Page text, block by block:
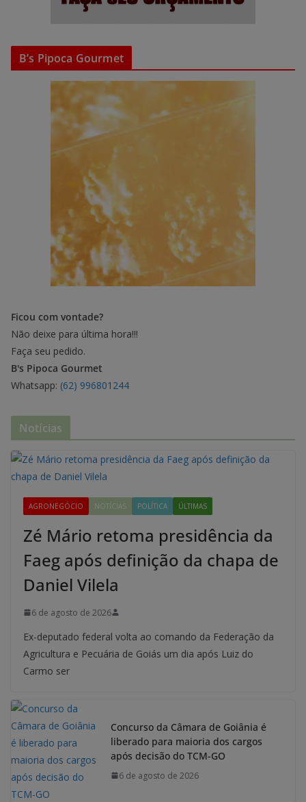
B’s Pipoca Gourmet
Ficou com vontade?
Não deixe para última hora!!!
Faça seu pedido.
B's Pipoca Gourmet
Whatsapp: (62) 996801244
Notícias
AGRONEGÓCIO NOTÍCIAS POLÍTICA ÚLTIMAS
Zé Mário retoma presidência da
Faeg após definição da chapa de
Daniel Vilela
6 de agosto de 2026
Ex-deputado federal volta ao comando da Federação da
Agricultura e Pecuária de Goiás um dia após Luiz do
Carmo ser
Concurso da Câmara de Goiânia é
liberado para maioria dos cargos
após decisão do TCM-GO
6 de agosto de 2026